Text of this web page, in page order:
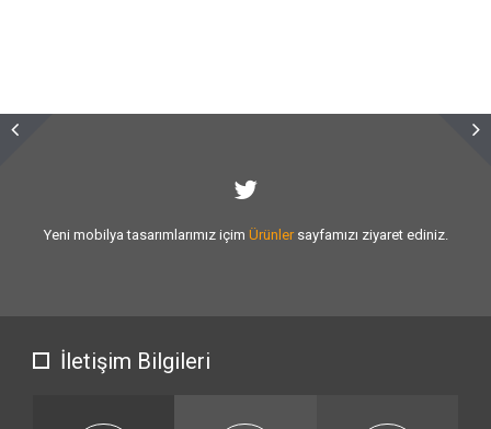
Sizlere vermiş olduğumuzhizmet kalitesiniartırmak için var
İletişim Bilgileri